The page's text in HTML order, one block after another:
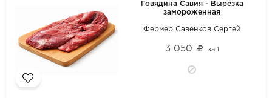
Говядина Савия - Вырезка
замороженная
Фермер Савенков Сергей
3 050 за 1